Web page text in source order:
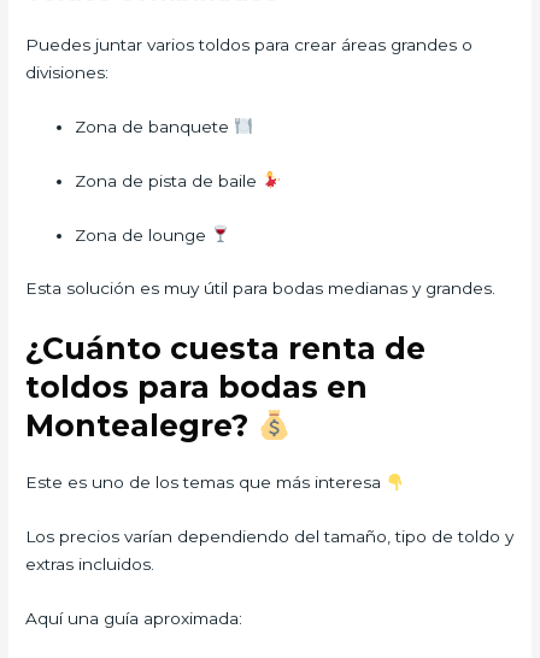
Puedes juntar varios toldos para crear áreas grandes o
divisiones:
Zona de banquete
Zona de pista de baile
Zona de lounge
Esta solución es muy útil para bodas medianas y grandes.
¿Cuánto cuesta renta de
toldos para bodas en
Montealegre?
Este es uno de los temas que más interesa
Los precios varían dependiendo del tamaño, tipo de toldo y
extras incluidos.
Aquí una guía aproximada: